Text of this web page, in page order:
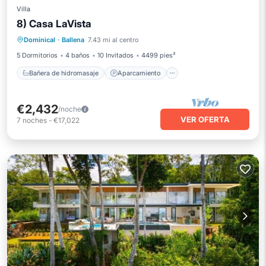
Villa
8) Casa LaVista
Dominical · Ballena 7.43 mi al centro
5 Dormitorios
4 baños 10 Invitados 4499 pies²
Bañera de hidromasaje Aparcamiento
Bañera de hidromasaje
Piscina
Balcón/Terraza
€2,432/noche
7 noches - €17,022 VER OFERTA